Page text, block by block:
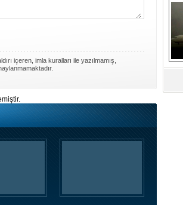
içeren, imla kuralları ile yazılmamış,